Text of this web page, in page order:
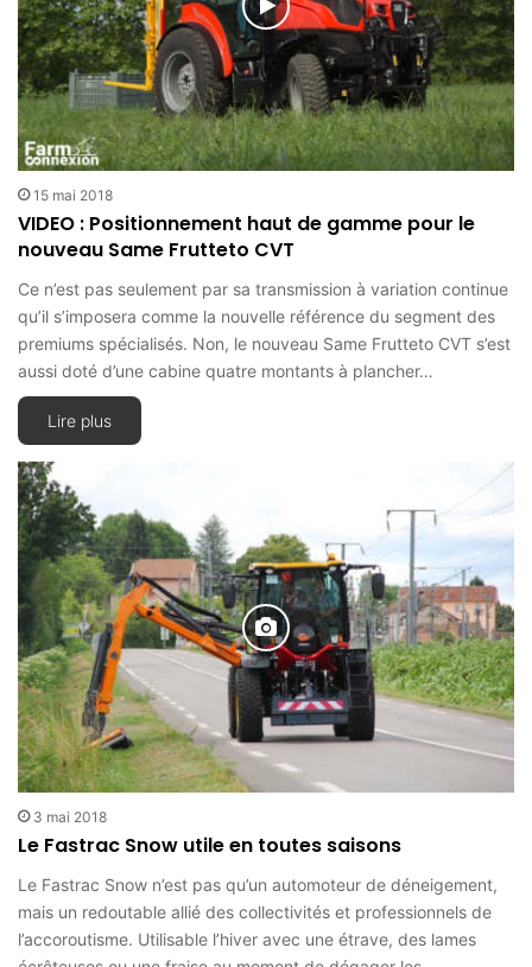
15 mai 2018
VIDEO : Positionnement haut de gamme pour le
nouveau Same Frutteto CVT
Ce n’est pas seulement par sa transmission à variation continue
qu’il s’imposera comme la nouvelle référence du segment des
premiums spécialisés. Non, le nouveau Same Frutteto CVT s’est
aussi doté d’une cabine quatre montants à plancher…
Lire plus
3 mai 2018
Le Fastrac Snow utile en toutes saisons
Le Fastrac Snow n’est pas qu’un automoteur de déneigement,
mais un redoutable allié des collectivités et professionnels de
l’accoroutisme. Utilisable l’hiver avec une étrave, des lames